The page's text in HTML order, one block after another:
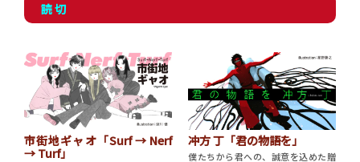
読 切
市街地ギャオ「Surf → Nerf
→ Turf」
冲方 丁「君の物語を」
僕たちから君への、誠意を込めた贈